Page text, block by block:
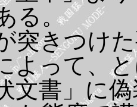
る。
突きつけ
よって、
文書」に